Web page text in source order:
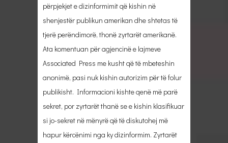
përpjekjet e dizinformimit që kishin në
shenjestër publikun amerikan dhe shtetas të
tjerë perëndimorë, thonë zyrtarët amerikanë.
Ata komentuan për agjencinë e lajmeve
Associated Press me kusht që të mbeteshin
anonimë, pasi nuk kishin autorizim për të folur
publikisht. Informacioni kishte qenë më parë
sekret, por zyrtarët thanë se e kishin klasifikuar
si jo-sekret në mënyrë që të diskutohej më
hapur kërcënimi nga ky dizinformim. Zyrtarët